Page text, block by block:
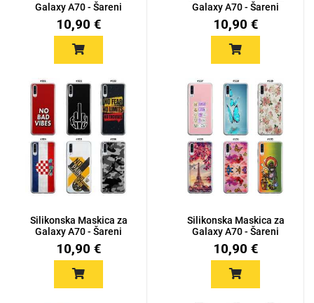
Galaxy A70 - Šareni
moti...
10,90 €
Galaxy A70 - Šareni
moti...
10,90 €
Silikonska Maskica za
Galaxy A70 - Šareni
moti...
10,90 €
Silikonska Maskica za
Galaxy A70 - Šareni
moti...
10,90 €